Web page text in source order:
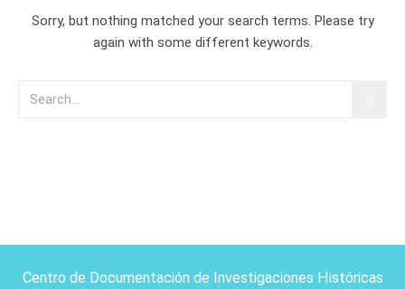
Sorry, but nothing matched your search terms. Please try
again with some different keywords.
Centro de Documentación de Investigaciones Históricas